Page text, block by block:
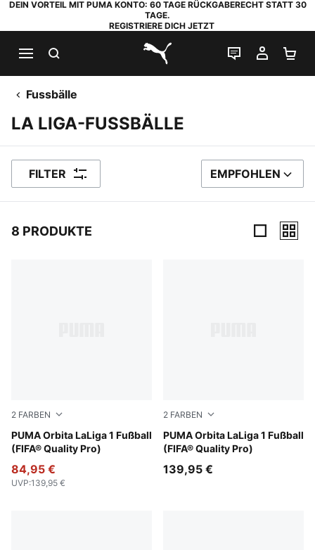
DEIN VORTEIL MIT PUMA KONTO: 60 TAGE RÜCKGABERECHT STATT 30
TAGE.
REGISTRIERE DICH JETZT
PUMA.com
LIVE-CHAT
MEIN
Fussbälle
LA LIGA-FUSSBÄLLE
FILTER SORTIEREN NACH
EMPFOHLEN
8 PRODUKTE
2 FARBEN
PUMA Orbita LaLiga 1 Fußball
(FIFA® Quality Pro)
Fluo Yellow-multicolor
84,95 €
UVP:139,95 €
2 FARBEN
PUMA Orbita LaLiga 1 Fußball
(FIFA® Quality Pro)
PUMA White-multicolor
139,95 €